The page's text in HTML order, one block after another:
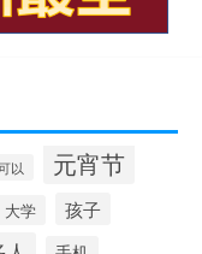
以 元宵节
大学 孩子